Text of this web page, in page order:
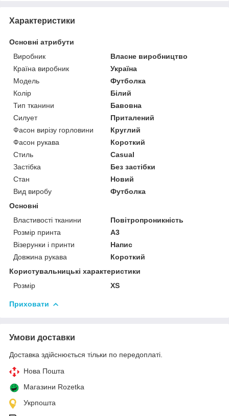
Характеристики
Основні атрибути
Виробник
Власне виробництво
Країна виробник
Україна
Модель
Футболка
Колір
Білий
Тип тканини
Бавовна
Силует
Приталений
Фасон вирізу горловини
Круглий
Фасон рукава
Короткий
Стиль
Casual
Застібка
Без застібки
Стан
Новий
Вид виробу
Футболка
Основні
Властивості тканини
Повітропроникність
Розмір принта
А3
Візерунки і принти
Напис
Довжина рукава
Короткий
Користувальницькі характеристики
Розмір
XS
Приховати
Умови доставки
Доставка здійснюється тільки по передоплаті.
Нова Пошта
Магазини Rozetka
Укрпошта